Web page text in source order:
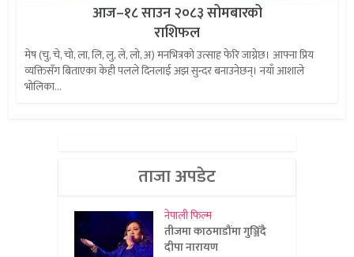
आज–१८ साउन २०८३ सोमबारको
राशिफल
मेष (चु, चे, चो, ला, लि, लु, ले, लो, अ) मनभित्रको उत्साह फेरि जाग्नेछ। आफ्ना प्रिय
व्यक्तिसँग बिताएका केही पलले दिनलाई अझ सुन्दर बनाउनेछन्। नयाँ आशाले
भोलिका...
ताजा अपडेट
नेपाली फिल्म
तीजमा काठमाडौंमा गुञ्जिँदै
दीपा नारायण